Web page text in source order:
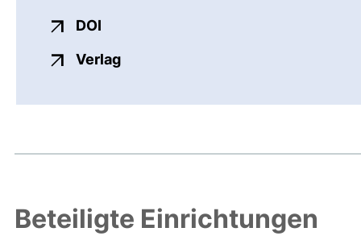
DOI
Verlagexterner Link, öffnet neues
Beteiligte Einrichtungen